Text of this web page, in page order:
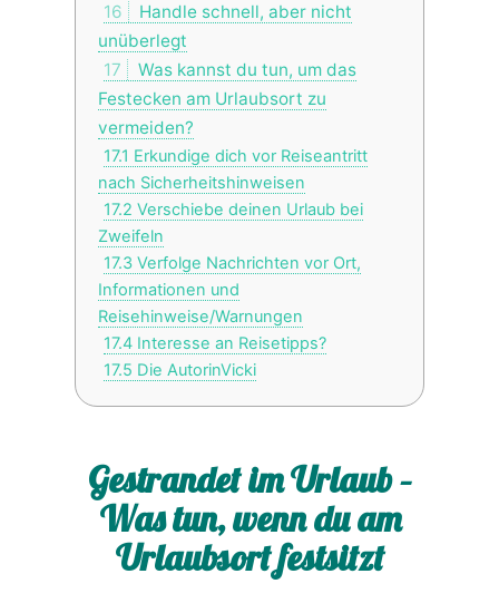
16
Handle schnell, aber nicht
unüberlegt
17
Was kannst du tun, um das
Festecken am Urlaubsort zu
vermeiden?
17.1 Erkundige dich vor Reiseantritt
nach Sicherheitshinweisen
17.2 Verschiebe deinen Urlaub bei
Zweifeln
17.3 Verfolge Nachrichten vor Ort,
Informationen und
Reisehinweise/Warnungen
17.4 Interesse an Reisetipps?
17.5 Die AutorinVicki
Gestrandet im Urlaub –
Was tun, wenn du am
Urlaubsort festsitzt